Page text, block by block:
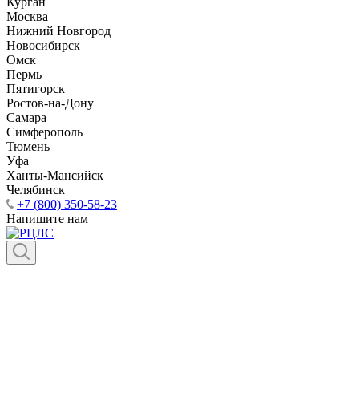
Москва
Нижний Новгород
Новосибирск
Омск
Пермь
Пятигорск
Ростов-на-Дону
Самара
Симферополь
Тюмень
Уфа
Ханты-Мансийск
Челябинск
+7 (800) 350-58-23
Напишите нам